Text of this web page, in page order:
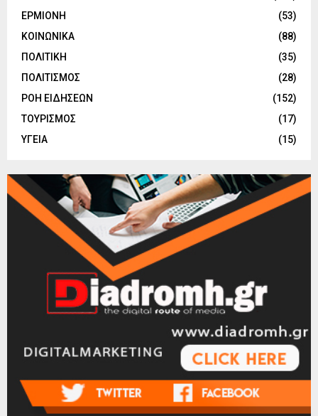
ΕΡΜΙΟΝΗ
(53)
ΚΟΙΝΩΝΙΚΑ
(88)
ΠΟΛΙΤΙΚΗ
(35)
ΠΟΛΙΤΙΣΜΟΣ
(28)
ΡΟΗ ΕΙΔΗΣΕΩΝ
(152)
ΤΟΥΡΙΣΜΟΣ
(17)
ΥΓΕΙΑ
(15)